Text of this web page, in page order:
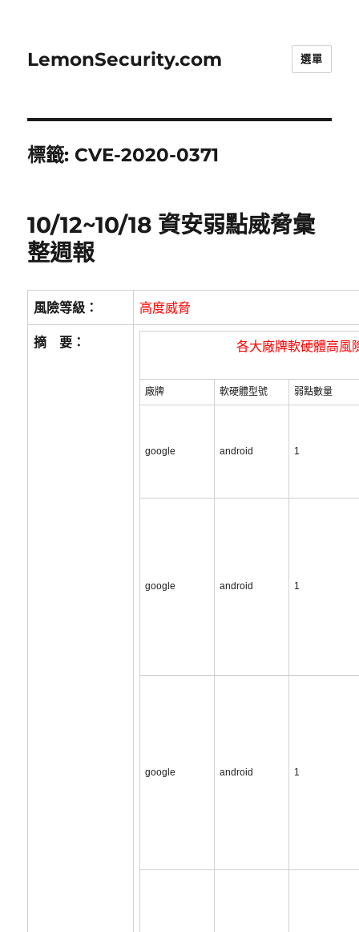
LemonSecurity.com 選單
標籤: CVE-2020-0371
10/12~10/18 資安弱點威脅彙
整週報
風險等級： 高度威脅
摘 要： 各大廠牌軟硬體高風
廠牌 軟硬體型號 弱點數量
google android 1
google android 1
google android 1